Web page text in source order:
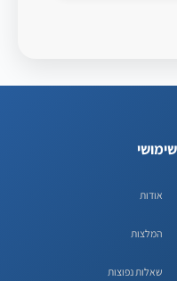
שימושי
אודות
המלצות
שאלות נפוצות